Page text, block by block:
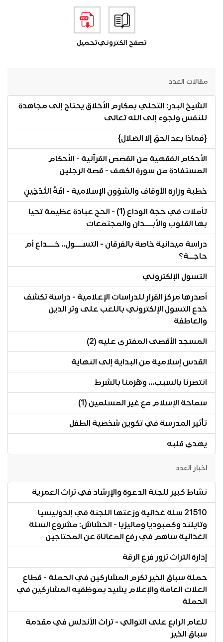
تصفح الكترونيتحميل
مقالات العدد
الشيخ البدر: التحلي بمكارم الأخلاق يحتاج إلى مجاهدة
للنفس ولجوء إلى الله تعالى
{فماذا بعد الحق إلا الضلال}
الأحكام الفقهية من القصص القرآنية - الأحكام
المستفادة من سورة الكهف - قصة الرجلين
خطبة وزارة الأوقاف والشؤون الإسلامية - آفَةُ التَّدْخِينِ
تأملات في حجة الوداع (1) - الحج عبادة عظيمة تحيا
بها القلوب والأبـــدان والمجتمعات
دراسة ميدانية خاصة بالفرقان - التســـول.. خـــداع أم
حاجــة؟
التسول الإلكتروني
أصدرها مركز القرار للدراسات الإعلامية - دراسة تكشف
خدع التسول الإلكتروني باللعب على وتر الدين
والعاطفة
المسجد الأقصى المفترى عليه (2)
القدس إسلامية من البداية إلى النهاية
انتصرنا بالسبب... وهُزمنا بالشرط
سماحة الإسلام مع غير المسلمين (1)
تأثير المدرسة في تكوين شخصية الطفل
يهدي قلبه
اخبار العدد
نشاط كبير للجنة الدعوة والإرشاد في تراث العمرية
21510 سلة غذائية وزعتها اللجنة في إندونيسيا
وتايلند وكمبوديا وماليزيا - الحشاش: مشروع السلة
الغذائية ساهم في رفع المعاناة عن المحتاجين
إدارة التراث تزور فرع الرقة
حملة سباق الخير تكرم المشاركين في الحملة - قطاع
العلات العامة والإعلام يشيد بموظفيه المشاركين في
الحملة
للعام الرابع على التوالي - تراث الأندلس في مقدمة
سباق الخير